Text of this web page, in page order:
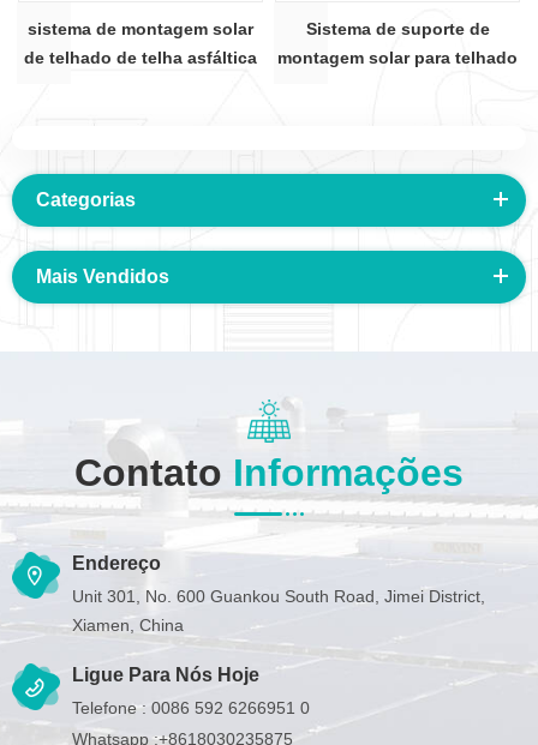
sistema de montagem solar
de telhado de telha asfáltica
Sistema de suporte de
montagem solar para telhado
Categorias
Mais Vendidos
Contato Informações
Endereço
Unit 301, No. 600 Guankou South Road, Jimei District,
Xiamen, China
Ligue Para Nós Hoje
Telefone : 0086 592 6266951 0
Whatsapp :+8618030235875